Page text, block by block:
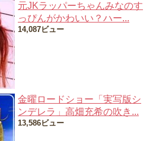
元JKラッパーちゃんみなのす
っぴんがかわいい？ハー...
14,087ビュー
金曜ロードショー「実写版シ
ンデレラ」高畑充希の吹き...
13,586ビュー